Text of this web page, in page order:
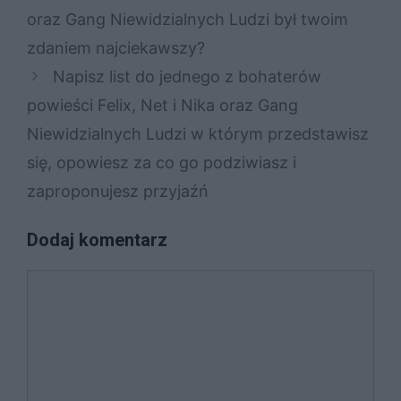
oraz Gang Niewidzialnych Ludzi był twoim
zdaniem najciekawszy?
Napisz list do jednego z bohaterów
powieści Felix, Net i Nika oraz Gang
Niewidzialnych Ludzi w którym przedstawisz
się, opowiesz za co go podziwiasz i
zaproponujesz przyjaźń​
Dodaj komentarz